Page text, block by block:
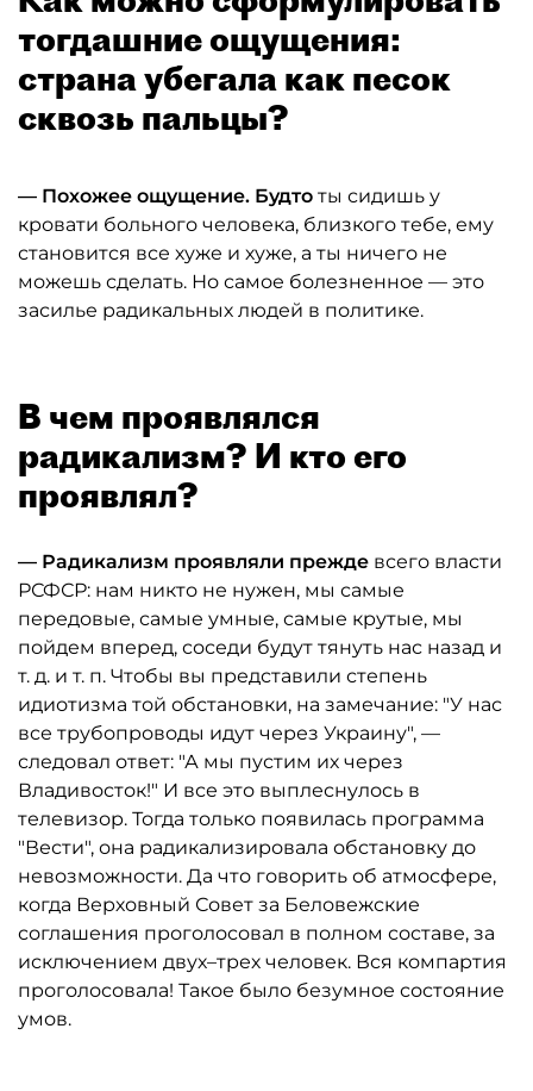
тогдашние ощущения:
страна убегала как песок
сквозь пальцы?
— Похожее ощущение. Будто ты сидишь у
кровати больного человека, близкого тебе, ему
становится все хуже и хуже, а ты ничего не
можешь сделать. Но самое болезненное — это
засилье радикальных людей в политике.
В чем проявлялся
радикализм? И кто его
проявлял?
— Радикализм проявляли прежде всего власти
РСФСР: нам никто не нужен, мы самые
передовые, самые умные, самые крутые, мы
пойдем вперед, соседи будут тянуть нас назад и
т. д. и т. п. Чтобы вы представили степень
идиотизма той обстановки, на замечание: "У нас
все трубопроводы идут через Украину", —
следовал ответ: "А мы пустим их через
Владивосток!" И все это выплеснулось в
телевизор. Тогда только появилась программа
"Вести", она радикализировала обстановку до
невозможности. Да что говорить об атмосфере,
когда Верховный Совет за Беловежские
соглашения проголосовал в полном составе, за
исключением двух–трех человек. Вся компартия
проголосовала! Такое было безумное состояние
умов.